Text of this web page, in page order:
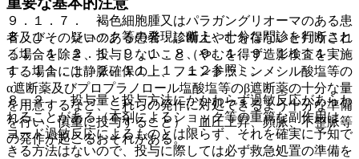
９．１．７． 褐色細胞腫又はパラガングリオーマのある患
者及びその疑いのある患者：診断上やむを得ないと判断され
る場合を除き、投与しないこと（やむを得ず造影検査を実施
する場合には静脈確保の上、フェントラミンメシル酸塩等の
α遮断薬及びプロプラノロール塩酸塩等のβ遮断薬の十分な量
を用意するなど、これらの発作に対処できるよう十分な準備
を行い、慎重に投与すること）、血圧上昇、頻脈、不整脈等
の発作が起こるおそれがある。
８．１． ショック等の発現に備え、十分な問診を行うこと
〔１．１、２．１、９．１．８、９．１．９、１１．１．
１、１１．１．２、１１．１．１２参照〕。
８．２． 投与量と投与方法にかかわらず過敏反応があらわ
れることがある（本剤によるショック等の重篤な副作用は、
ヨード過敏反応によるものとは限らず、それを確実に予知で
きる方法はないので、投与に際しては必ず救急処置の準備を